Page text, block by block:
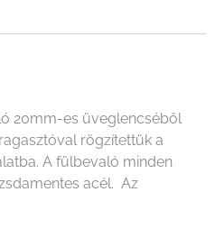
20mm-es üveglencséből
rögzítettük a
A fülbevaló minden
acél. Az